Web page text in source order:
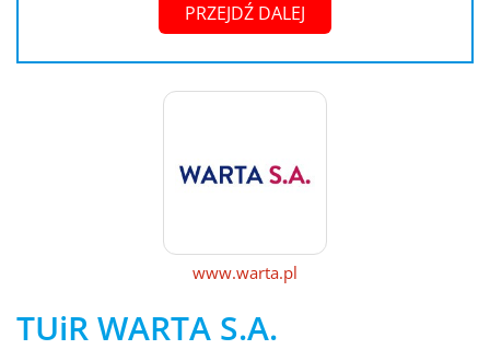
PRZEJDŹ DALEJ
www.warta.pl
TUiR WARTA S.A.